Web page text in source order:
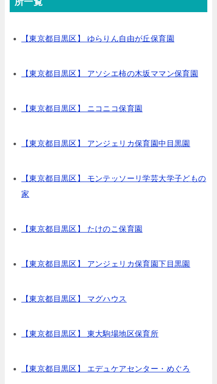
【東京都目黒区】 ゆらりん自由が丘保育園
【東京都目黒区】 アソシエ柿の木坂ママン保育園
【東京都目黒区】 ニコニコ保育園
【東京都目黒区】 アンジェリカ保育園中目黒園
【東京都目黒区】 モンテッソーリ学芸大学子どもの
家
【東京都目黒区】 たけのこ保育園
【東京都目黒区】 アンジェリカ保育園下目黒園
【東京都目黒区】 マグハウス
【東京都目黒区】 東大駒場地区保育所
【東京都目黒区】 エデュケアセンター・めぐろ